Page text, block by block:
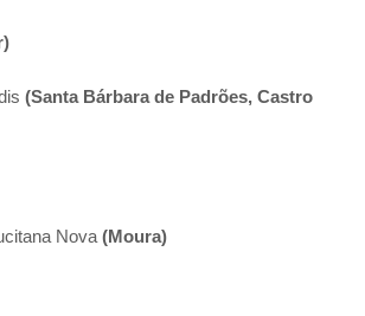
(Santa Bárbara de Padrões, Castro
Nova(Moura)